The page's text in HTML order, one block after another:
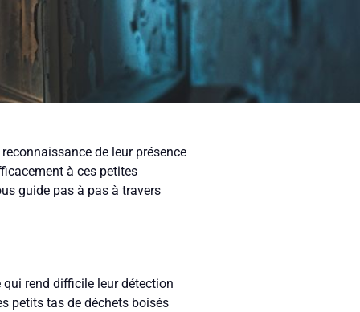
de leur présence
à ces petites
guide pas à pas à travers
qui rend difficile leur détection
petits tas de déchets boisés